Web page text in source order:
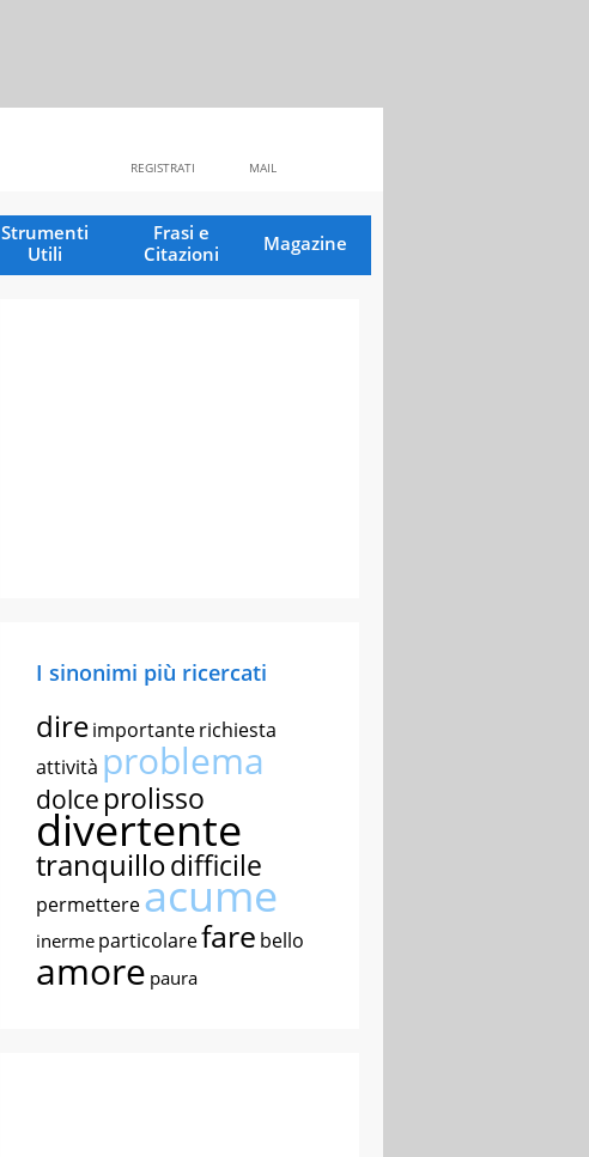
MAIL
REGISTRATI
Strumenti
Utili
Frasi e
Citazioni
Magazine
I sinonimi più ricercati
direimportanterichiesta
attività problema
dolce prolisso
divertente
tranquillodifficile
permettereacume
inerme particolarefare bello
amore paura